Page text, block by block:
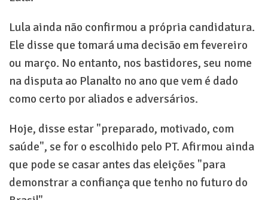
Lula ainda não confirmou a própria candidatura.
Ele disse que tomará uma decisão em fevereiro
ou março. No entanto, nos bastidores, seu nome
na disputa ao Planalto no ano que vem é dado
como certo por aliados e adversários.
Hoje, disse estar "preparado, motivado, com
saúde", se for o escolhido pelo PT. Afirmou ainda
que pode se casar antes das eleições "para
demonstrar a confiança que tenho no futuro do